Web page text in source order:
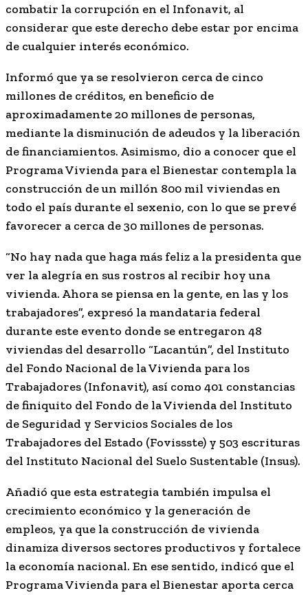
combatir la corrupción en el Infonavit, al
considerar que este derecho debe estar por encima
de cualquier interés económico.
Informó que ya se resolvieron cerca de cinco
millones de créditos, en beneficio de
aproximadamente 20 millones de personas,
mediante la disminución de adeudos y la liberación
de financiamientos. Asimismo, dio a conocer que el
Programa Vivienda para el Bienestar contempla la
construcción de un millón 800 mil viviendas en
todo el país durante el sexenio, con lo que se prevé
favorecer a cerca de 30 millones de personas.
“No hay nada que haga más feliz a la presidenta que
ver la alegría en sus rostros al recibir hoy una
vivienda. Ahora se piensa en la gente, en las y los
trabajadores”, expresó la mandataria federal
durante este evento donde se entregaron 48
viviendas del desarrollo “Lacantún”, del Instituto
del Fondo Nacional de la Vivienda para los
Trabajadores (Infonavit), así como 401 constancias
de finiquito del Fondo de la Vivienda del Instituto
de Seguridad y Servicios Sociales de los
Trabajadores del Estado (Fovissste) y 503 escrituras
del Instituto Nacional del Suelo Sustentable (Insus).
Añadió que esta estrategia también impulsa el
crecimiento económico y la generación de
empleos, ya que la construcción de vivienda
dinamiza diversos sectores productivos y fortalece
la economía nacional. En ese sentido, indicó que el
Programa Vivienda para el Bienestar aporta cerca